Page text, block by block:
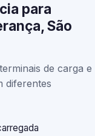
para
São
de carga e
diferentes